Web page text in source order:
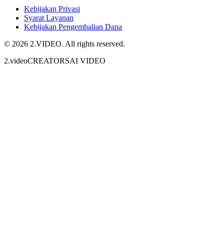
Kebijakan Privasi
Syarat Layanan
Kebijakan Pengembalian Dana
© 2026 2.VIDEO. All rights reserved.
2.videoCREATORSAI VIDEO